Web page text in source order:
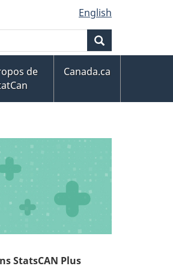
English
de
Canada.ca
StatsCAN Plus